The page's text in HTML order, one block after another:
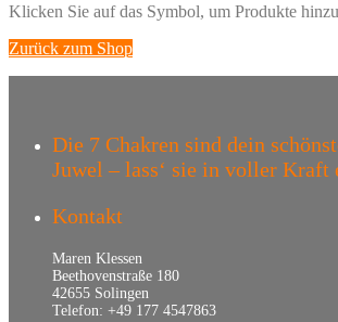
Klicken Sie auf das Symbol, um Produkte
Zurück zum Shop
Die 7 Chakren sind dein
Juwel – lass‘ sie in voller Kraft
Kontakt
Maren Klessen
Beethovenstraße 180
42655 Solingen
Telefon: +49 177 4547863